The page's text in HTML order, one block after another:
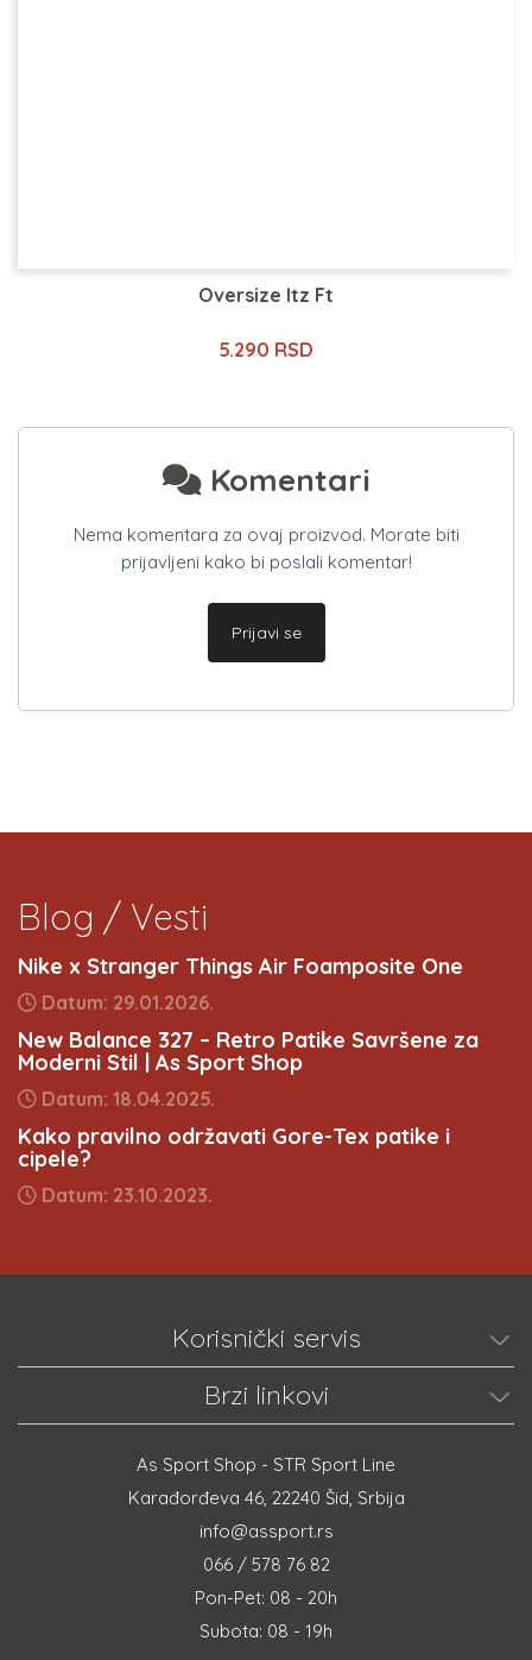
Oversize Itz Ft
5.290 RSD
Komentari
Nema komentara za ovaj proizvod. Morate biti
prijavljeni kako bi poslali komentar!
Prijavi se
Blog / Vesti
Nike x Stranger Things Air Foamposite One
Datum: 29.01.2026.
New Balance 327 – Retro Patike Savršene za
Moderni Stil | As Sport Shop
Datum: 18.04.2025.
Kako pravilno održavati Gore-Tex patike i
cipele?
Datum: 23.10.2023.
Korisnički servis
Brzi linkovi
As Sport Shop - STR Sport Line
Karađorđeva 46, 22240 Šid, Srbija
info@assport.rs
066 / 578 76 82
Pon-Pet: 08 - 20h
Subota: 08 - 19h